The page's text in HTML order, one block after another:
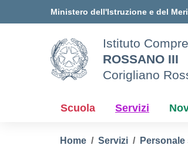
Ministero dell'Istruzione e del
Istituto
ROSSANO III
Corigliano
Scuola Servizi
Home Servizi